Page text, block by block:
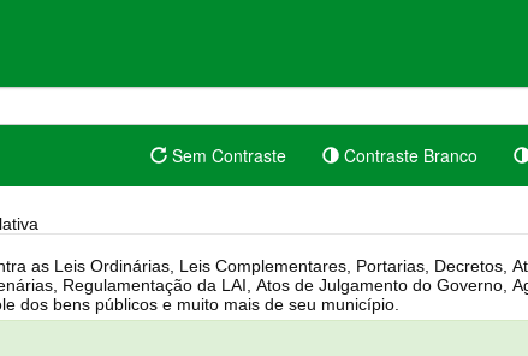
Sem Contraste Contraste Branco
Decretos, Atas, PPA, LDO, LOA, RREO, Resoluções, RGF, Lei Orgânica, Regimento Interno, Pauta
Câmara, Controle dos bens públicos e muito mais de seu município.